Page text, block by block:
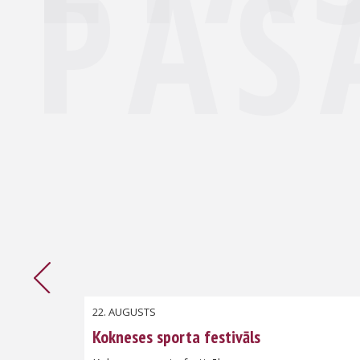
22. AUGUSTS
Kokneses sporta festivāls